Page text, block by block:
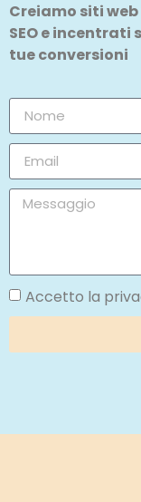
Creiamo siti
SEO e incentrati
tue conversioni
Accetto la